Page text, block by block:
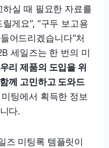
하실 때 필요한 자료를
게요”, “구두 보고용
어드리겠습니다”처
세일즈는 한 번의 미
우리 제품의 도입을 위
께 고민하고 도와드
팅에서 획득한 정보
다.
즈 미팅록 템플릿이